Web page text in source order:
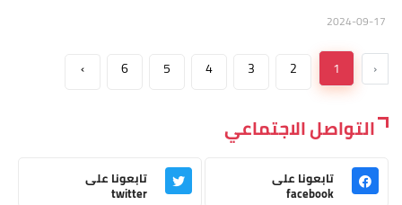
‹
1
2
3
4
5
6
›
التواصل الاجتماعي
تابعونا على
facebook
تابعونا على
twitter